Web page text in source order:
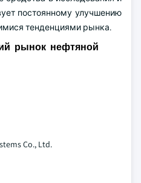
постоянному улучшению
тенденциями рынка.
рынок нефтяной
Co., Ltd.